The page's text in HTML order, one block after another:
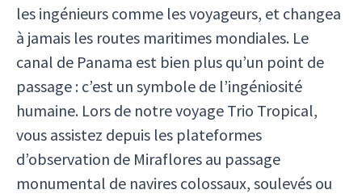
les ingénieurs comme les voyageurs, et changea
à jamais les routes maritimes mondiales. Le
canal de Panama est bien plus qu’un point de
passage : c’est un symbole de l’ingéniosité
humaine. Lors de notre voyage Trio Tropical,
vous assistez depuis les plateformes
d’observation de Miraflores au passage
monumental de navires colossaux, soulevés ou